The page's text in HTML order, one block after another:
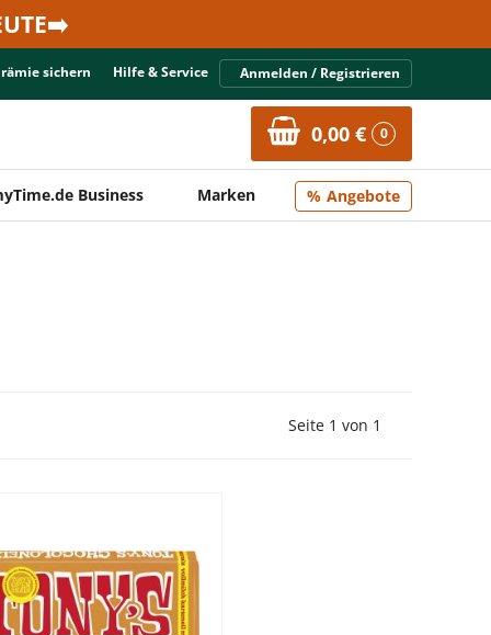
sichern Hilfe & Service Anmelden / Registrieren
0,00 € 0
Business Marken Angebote
Vorherige Seite
Seite 1 von 1